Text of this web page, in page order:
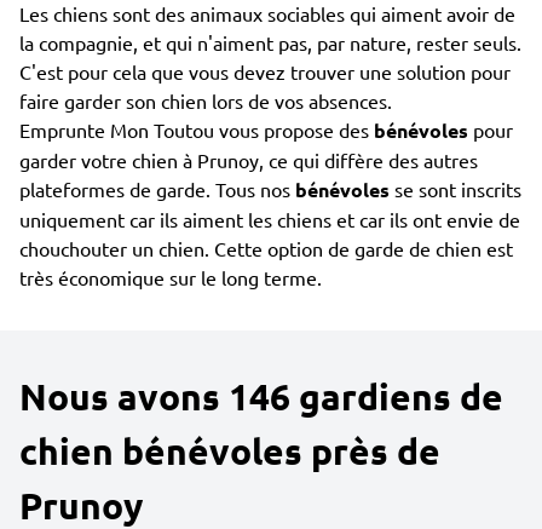
Les chiens sont des animaux sociables qui aiment avoir de
la compagnie, et qui n'aiment pas, par nature, rester seuls.
C'est pour cela que vous devez trouver une solution pour
faire garder son chien lors de vos absences.
Emprunte Mon Toutou vous propose des bénévoles pour
garder votre chien à Prunoy, ce qui diffère des autres
plateformes de garde. Tous nos bénévoles se sont inscrits
uniquement car ils aiment les chiens et car ils ont envie de
chouchouter un chien. Cette option de garde de chien est
très économique sur le long terme.
Nous avons 146 gardiens de
chien bénévoles près de
Prunoy